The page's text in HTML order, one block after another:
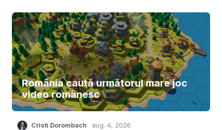
România caută următorul mare joc
video românesc
Cristi Dorombach aug. 4, 2026